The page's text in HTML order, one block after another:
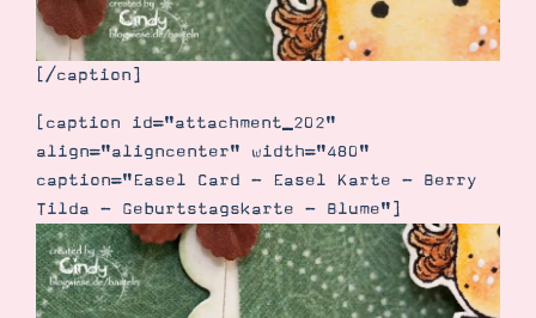
[/caption]
[caption id="attachment_202"
align="aligncenter" width="480"
caption="Easel Card - Easel Karte - Berry
Tilda - Geburtstagskarte - Blume"]